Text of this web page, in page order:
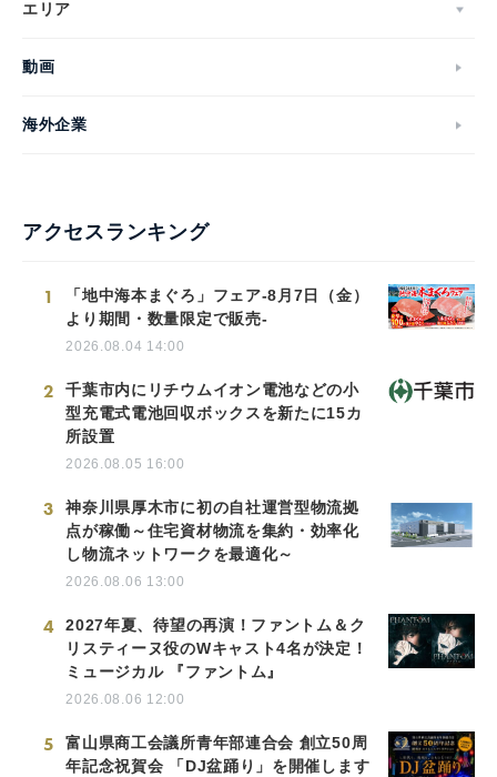
エリア
動画
海外企業
アクセスランキング
1
「地中海本まぐろ」フェア-8月7日（金）
より期間・数量限定で販売-
2026.08.04 14:00
2
千葉市内にリチウムイオン電池などの小
型充電式電池回収ボックスを新たに15カ
所設置
2026.08.05 16:00
3
神奈川県厚木市に初の自社運営型物流拠
点が稼働～住宅資材物流を集約・効率化
し物流ネットワークを最適化～
2026.08.06 13:00
4
2027年夏、待望の再演！ファントム＆ク
リスティーヌ役のWキャスト4名が決定！
ミュージカル 『ファントム』
2026.08.06 12:00
5
富山県商工会議所青年部連合会 創立50周
年記念祝賀会 「DJ盆踊り」を開催します